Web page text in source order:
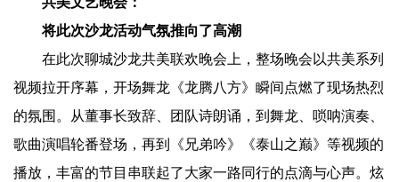
将此次沙龙活动气氛推向了高潮
在此次聊城沙龙共美联欢晚会上，整场晚会以共美系列
视频拉开序幕，开场舞龙《龙腾八方》瞬间点燃了现场热烈
的氛围。从董事长致辞、团队诗朗诵，到舞龙、唢呐演奏、
歌曲演唱轮番登场，再到《兄弟吟》《泰山之巅》等视频的
播放，丰富的节目串联起了大家一路同行的点滴与心声。炫